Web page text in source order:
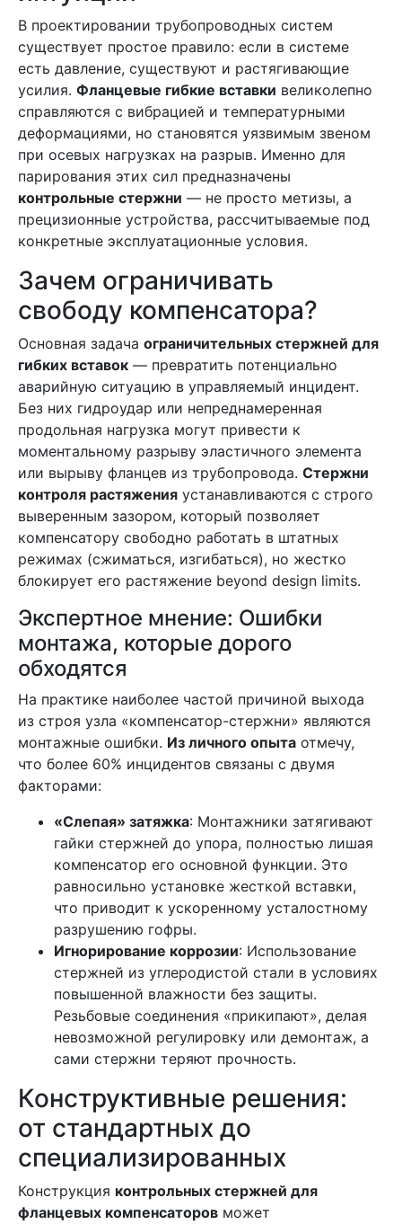
В проектировании трубопроводных систем
существует простое правило: если в системе
есть давление, существуют и растягивающие
усилия. Фланцевые гибкие вставки великолепно
справляются с вибрацией и температурными
деформациями, но становятся уязвимым звеном
при осевых нагрузках на разрыв. Именно для
парирования этих сил предназначены
контрольные стержни — не просто метизы, а
прецизионные устройства, рассчитываемые под
конкретные эксплуатационные условия.
Зачем ограничивать
свободу компенсатора?
Основная задача ограничительных стержней для
гибких вставок — превратить потенциально
аварийную ситуацию в управляемый инцидент.
Без них гидроудар или непреднамеренная
продольная нагрузка могут привести к
моментальному разрыву эластичного элемента
или вырыву фланцев из трубопровода. Стержни
контроля растяжения устанавливаются с строго
выверенным зазором, который позволяет
компенсатору свободно работать в штатных
режимах (сжиматься, изгибаться), но жестко
блокирует его растяжение beyond design limits.
Экспертное мнение: Ошибки
монтажа, которые дорого
обходятся
На практике наиболее частой причиной выхода
из строя узла «компенсатор-стержни» являются
монтажные ошибки. Из личного опыта отмечу,
что более 60% инцидентов связаны с двумя
факторами:
«Слепая» затяжка: Монтажники затягивают
гайки стержней до упора, полностью лишая
компенсатор его основной функции. Это
равносильно установке жесткой вставки,
что приводит к ускоренному усталостному
разрушению гофры.
Игнорирование коррозии: Использование
стержней из углеродистой стали в условиях
повышенной влажности без защиты.
Резьбовые соединения «прикипают», делая
невозможной регулировку или демонтаж, а
сами стержни теряют прочность.
Конструктивные решения:
от стандартных до
специализированных
Конструкция контрольных стержней для
фланцевых компенсаторов может